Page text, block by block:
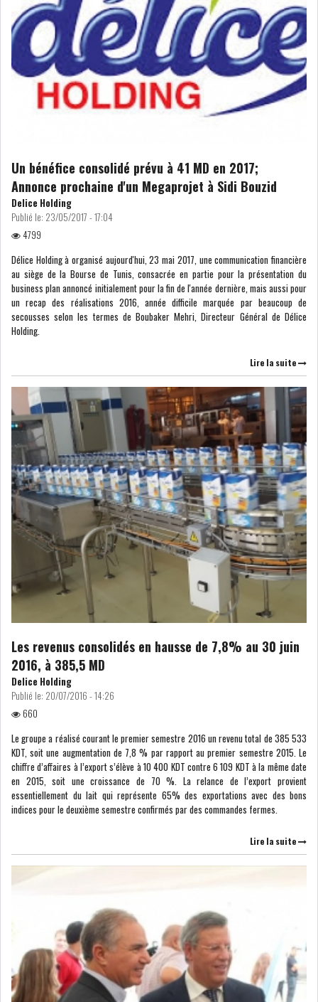
FINANCE
FISCALITE
ENTRÉE EN VIGUEUR DE LA
TAXE SUR LE PATR...
DES ACTIVITÉS Q...
BOURSE DE TUNIS : UN OUTIL
DE FINANCEMEN...
LE CALENDRIER FISCAL ET
SOCIAL 2021: LES...
RSS
ECONOMIE
ACTUALITÉS
ÉCONOMIQUES
EMPLOI
PRIVATISATION NOMINATION
ACTUALITÉS DES
SOCIÉTÉS
DEVISES
LOI DE FINANCE
MATIÈRES PREMIÈRES
MÉDIAS EDUCATION
TOURISME
DONNÉES
INS : L'INFLATION RECULE À
5,1% EN...
IRADA : PREMIER APPEL À
FONDATION POUR L...
Un bénéfice consolidé prévu à 41 MD en 2017;
Annonce prochaine d'un Megaprojet à Sidi Bouzid
Delice Holding
Publié le: 23/05/2017 - 17:04
4799
Délice Holding à organisé aujourd'hui, 23 mai 2017, une communication financière
au siège de la Bourse de Tunis, consacrée en partie pour la présentation du
business plan annoncé initialement pour la fin de l'année dernière, mais aussi pour
un recap des réalisations 2016, année difficile marquée par beaucoup de
secousses selon les termes de Boubaker Mehri, Directeur Général de Délice
Holding.
Lire la suite
Les revenus consolidés en hausse de 7,8% au 30 juin
2016, à 385,5 MD
Delice Holding
Publié le: 20/07/2016 - 14:26
660
Le groupe a réalisé courant le premier semestre 2016 un revenu total de 385 533
KDT, soit une augmentation de 7,8 % par rapport au premier semestre 2015. Le
chiffre d’affaires à l’export s’élève à 10 400 KDT contre 6 109 KDT à la même date
en 2015, soit une croissance de 70 %. La relance de l’export provient
essentiellement du lait qui représente 65% des exportations avec des bons
indices pour le deuxième semestre confirmés par des commandes fermes.
Lire la suite